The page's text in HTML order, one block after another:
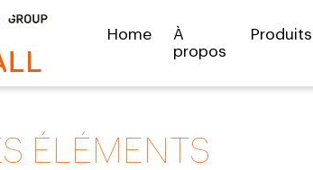
Home
À
propos
Produits
ÉLÉMENTS